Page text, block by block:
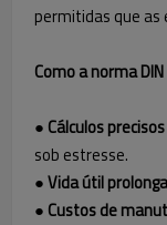
permitidas que as
Como a norma
● Cálculos
sob estresse.
● Vida útil
● Custos de